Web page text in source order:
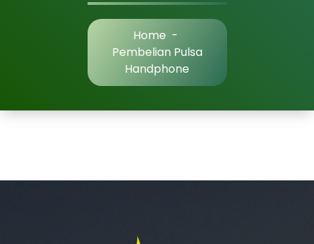
Home -
Pembelian Pulsa
Handphone